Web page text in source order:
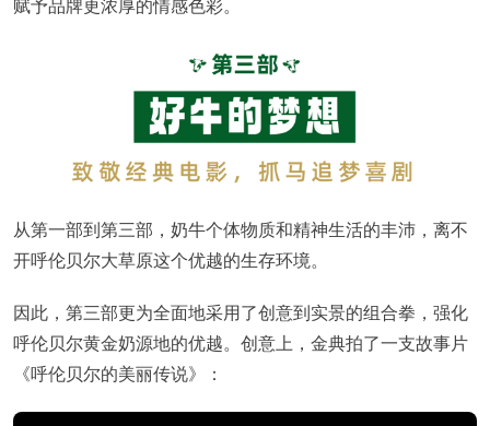
赋予品牌更浓厚的情感色彩。
从第一部到第三部，奶牛个体物质和精神生活的丰沛，离不
开呼伦贝尔大草原这个优越的生存环境。
因此，第三部更为全面地采用了创意到实景的组合拳，强化
呼伦贝尔黄金奶源地的优越。创意上，金典拍了一支故事片
《呼伦贝尔的美丽传说》：